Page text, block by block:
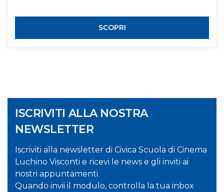
SCOPRI
ISCRIVITI ALLA NOSTRA
NEWSLETTER
Iscriviti alla newsletter di Civica Scuola di Cinema
Luchino Visconti e ricevi le news e gli inviti ai
nostri appuntamenti.
Quando invii il modulo, controlla la tua inbox